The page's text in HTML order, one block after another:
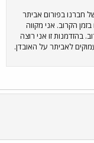
חברנו בפורום אביתר
הקרוב. אני מקווה
בהזדמנות זו אני רוצה
לאביתר על האובדן.